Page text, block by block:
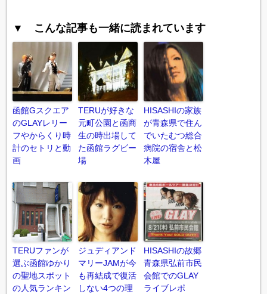
▼ こんな記事も一緒に読まれています
函館Gスクエア
のGLAYレリー
フやからくり時
計のセトリと動
画
TERUが好きな
元町公園と函商
生の時出場して
た函館ラグビー
場
HISASHIの家族
が青森県で住ん
でいたむつ総合
病院の宿舎と松
木屋
TERUファンが
選ぶ函館ゆかり
の聖地スポット
の人気ランキン
ジュディアンド
マリーJAMが今
も再結成で復活
しない4つの理
HISASHIの故郷
青森県弘前市民
会館でのGLAY
ライブレポ